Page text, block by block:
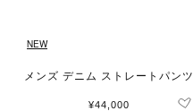
NEW
メンズ デニム ストレートパンツ
¥44,000